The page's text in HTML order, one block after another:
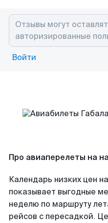
Войти
Про авиаперелеты на
Календарь низких цен
показывает выгодные
неделю по маршруту
рейсов с пересадкой.